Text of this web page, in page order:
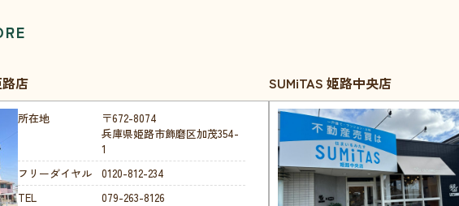
店
所在地
〒672-8074
兵庫県姫路市飾磨区加茂354-
1
フリーダイヤル
0120-812-234
TEL
079-263-8126
SUMiTAS 姫路中央店